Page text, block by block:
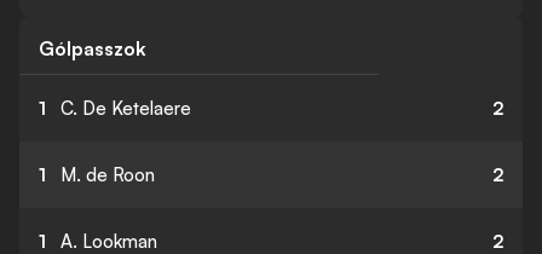
Gólpasszok
1 C. De Ketelaere 2
1 M. de Roon 2
1 A. Lookman 2